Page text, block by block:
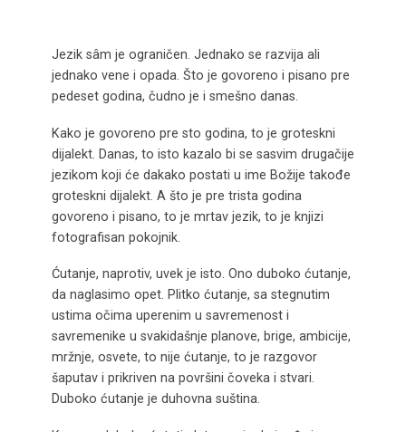
Jezik sâm je ograničen. Jednako se razvija ali
jednako vene i opada. Što je govoreno i pisano pre
pedeset godina, čudno je i smešno danas.
Kako je govoreno pre sto godina, to je groteskni
dijalekt. Danas, to isto kazalo bi se sasvim drugačije
jezikom koji će dakako postati u ime Božije takođe
groteskni dijalekt. A što je pre trista godina
govoreno i pisano, to je mrtav jezik, to je knjizi
fotografisan pokojnik.
Ćutanje, naprotiv, uvek je isto. Ono duboko ćutanje,
da naglasimo opet. Plitko ćutanje, sa stegnutim
ustima očima uperenim u savremenost i
savremenike u svakidašnje planove, brige, ambicije,
mržnje, osvete, to nije ćutanje, to je razgovor
šaputav i prikriven na površini čoveka i stvari.
Duboko ćutanje je duhovna suština.